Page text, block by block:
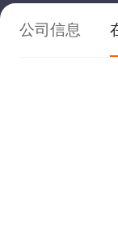
公司信息